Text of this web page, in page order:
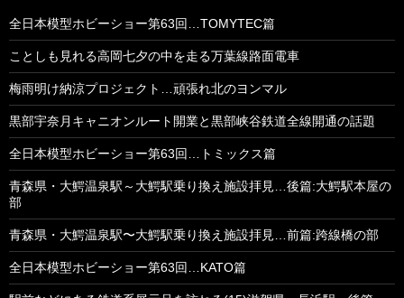
全日本模型ホビーショー第63回…TOMYTEC篇
ことしも見れる高岡七夕の中を走る万葉線路面電車
梅雨明け納涼プロジェクト…頑張れ北のヨンマル
黒部宇奈月キャニオンルート開業と黒部峡谷鉄道全線開通の話題
全日本模型ホビーショー第63回…トミックス篇
青森県・大鰐温泉駅～大鰐駅乗り換え施設拝見…後篇:大鰐駅本屋の
部
青森県・大鰐温泉駅〜大鰐駅乗り換え施設拝見…前篇:跨線橋の部
全日本模型ホビーショー第63回…KATO篇